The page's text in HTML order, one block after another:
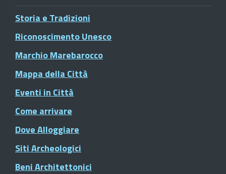
Storia e Tradizioni
Riconoscimento Unesco
Marchio Marebarocco
Mappa della Città
Eventi in Città
Come arrivare
Dove Alloggiare
Siti Archeologici
Beni Architettonici